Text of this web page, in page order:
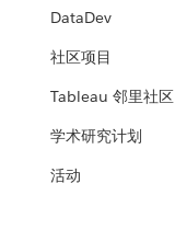
DataDev
社区项目
Tableau 邻里社区
学术研究计划
活动